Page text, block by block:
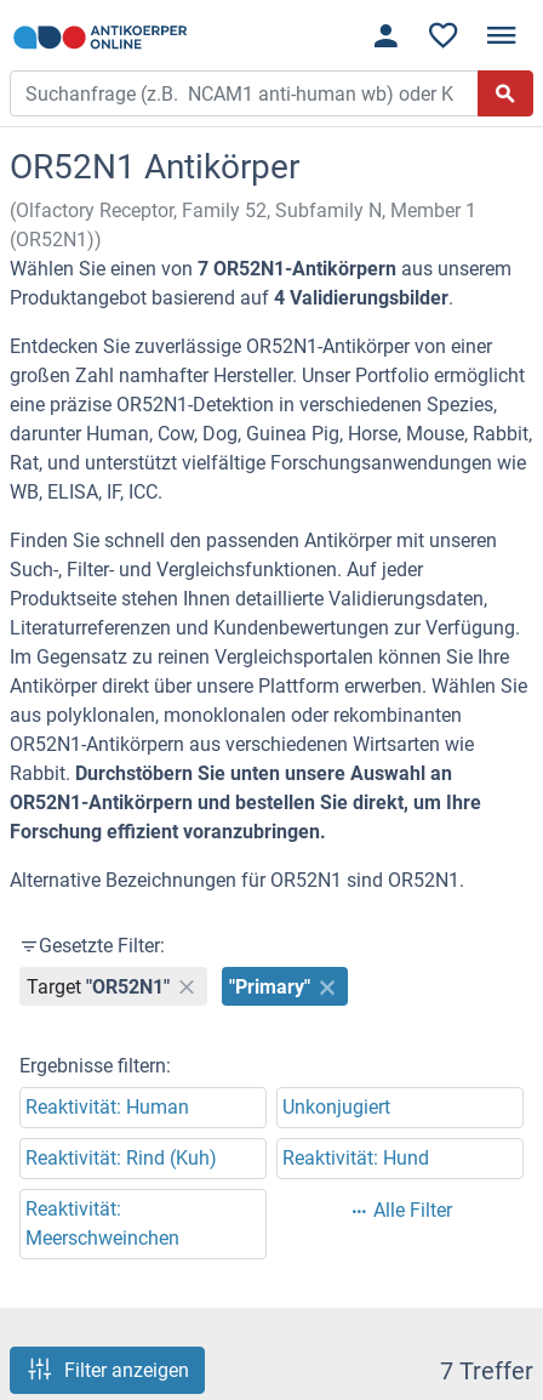
OR52N1 Antikörper
(Olfactory Receptor, Family 52, Subfamily N, Member 1
(OR52N1))
Wählen Sie einen von 7 OR52N1-Antikörpern aus unserem
Produktangebot basierend auf 4 Validierungsbilder.
Entdecken Sie zuverlässige OR52N1-Antikörper von einer
großen Zahl namhafter Hersteller. Unser Portfolio ermöglicht
eine präzise OR52N1-Detektion in verschiedenen Spezies,
darunter Human, Cow, Dog, Guinea Pig, Horse, Mouse, Rabbit,
Rat, und unterstützt vielfältige Forschungsanwendungen wie
WB, ELISA, IF, ICC.
Finden Sie schnell den passenden Antikörper mit unseren
Such-, Filter- und Vergleichsfunktionen. Auf jeder
Produktseite stehen Ihnen detaillierte Validierungsdaten,
Literaturreferenzen und Kundenbewertungen zur Verfügung.
Im Gegensatz zu reinen Vergleichsportalen können Sie Ihre
Antikörper direkt über unsere Plattform erwerben. Wählen Sie
aus polyklonalen, monoklonalen oder rekombinanten
OR52N1-Antikörpern aus verschiedenen Wirtsarten wie
Rabbit. Durchstöbern Sie unten unsere Auswahl an
OR52N1-Antikörpern und bestellen Sie direkt, um Ihre
Forschung effizient voranzubringen.
Alternative Bezeichnungen für OR52N1 sind OR52N1.
Gesetzte Filter:
Target "OR52N1" "Primary"
Ergebnisse filtern:
Reaktivität: Human
Unkonjugiert
Reaktivität: Rind (Kuh) Reaktivität: Hund
Reaktivität:
Meerschweinchen
Alle Filter
Filter anzeigen 7 Treffer